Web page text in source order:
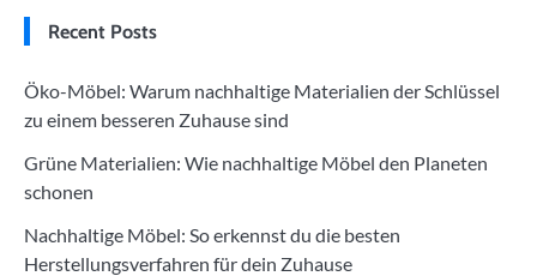
Recent Posts
Öko-Möbel: Warum nachhaltige Materialien der Schlüssel
zu einem besseren Zuhause sind
Grüne Materialien: Wie nachhaltige Möbel den Planeten
schonen
Nachhaltige Möbel: So erkennst du die besten
Herstellungsverfahren für dein Zuhause